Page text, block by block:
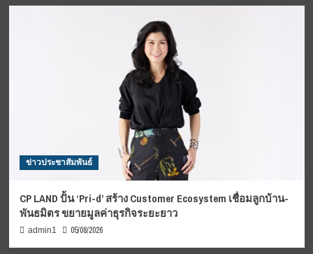
ข่าวประชาสัมพันธ์
CP LAND ปั้น ‘Pri-d’ สร้าง Customer Ecosystem เชื่อมลูกบ้าน-
พันธมิตร ขยายมูลค่าธุรกิจระยะยาว
admin1 05/08/2026